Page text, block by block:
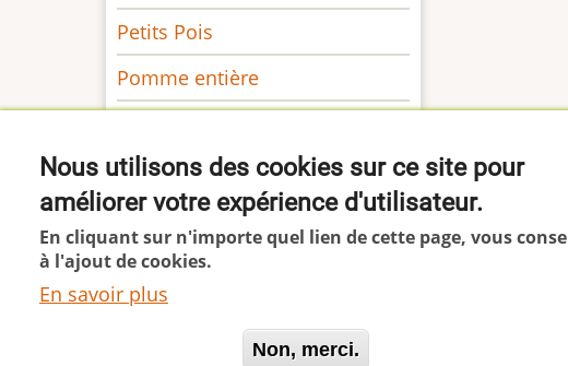
Petits Pois
Pomme entière
Nous utilisons des cookies sur ce site pour
améliorer votre expérience d'utilisateur.
En cliquant sur n'importe quel lien de cette page, vous
à l'ajout de cookies.
En savoir plus
Non, merci.